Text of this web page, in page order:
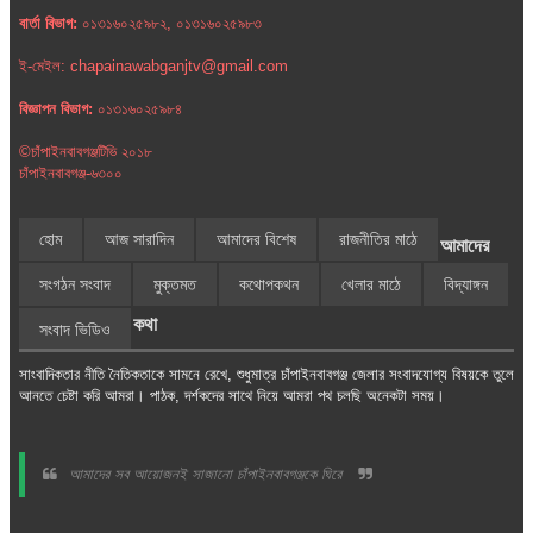
বার্তা বিভাগ: ০১৩১৬০২৫৯৮২, ০১৩১৬০২৫৯৮৩
ই-মেইল: chapainawabganjtv@gmail.com
বিজ্ঞাপন বিভাগ: ০১৩১৬০২৫৯৮৪
©চাঁপাইনবাবগঞ্জটিভি ২০১৮
চাঁপাইনবাবগঞ্জ-৬৩০০
হোম আজ সারাদিন আমাদের বিশেষ রাজনীতির মাঠে
সংগঠন সংবাদ মুক্তমত কথোপকথন খেলার মাঠে বিদ্যাঙ্গন
সংবাদ ভিডিও
আমাদের
কথা
সাংবাদিকতার নীতি নৈতিকতাকে সামনে রেখে, শুধুমাত্র চাঁপাইনবাবগঞ্জ জেলার সংবাদযোগ্য বিষয়কে তুলে
আনতে চেষ্টা করি আমরা। পাঠক, দর্শকদের সাথে নিয়ে আমরা পথ চলছি অনেকটা সময়।
আমাদের সব আয়োজনই সাজানো চাঁপাইনবাবগঞ্জকে ঘিরে